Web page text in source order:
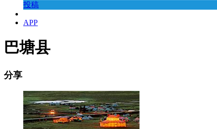
投稿
APP
巴塘县
分享